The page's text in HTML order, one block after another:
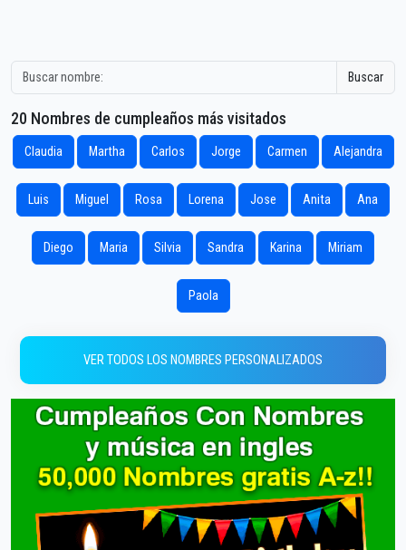
Buscar
20 Nombres de cumpleaños más visitados
Claudia Martha Carlos Jorge Carmen Alejandra
Luis Miguel Rosa Lorena Jose Anita Ana
Diego Maria Silvia Sandra Karina Miriam
Paola
VER TODOS LOS NOMBRES PERSONALIZADOS